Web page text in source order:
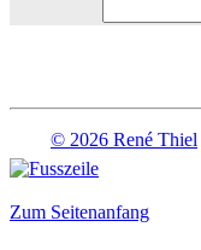
© 2026 René Thiel
Zum Seitenanfang